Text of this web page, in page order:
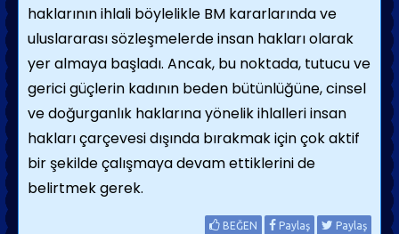
haklarının ihlali böylelikle BM kararlarında ve
uluslararası sözleşmelerde insan hakları olarak
yer almaya başladı. Ancak, bu noktada, tutucu ve
gerici güçlerin kadının beden bütünlüğüne, cinsel
ve doğurganlık haklarına yönelik ihlalleri insan
hakları çarçevesi dışında bırakmak için çok aktif
bir şekilde çalışmaya devam ettiklerini de
belirtmek gerek.
BEĞEN Paylaş Paylaş